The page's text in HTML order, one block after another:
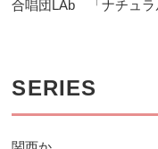
合唱団LAb 「ナチュラ
SERIES